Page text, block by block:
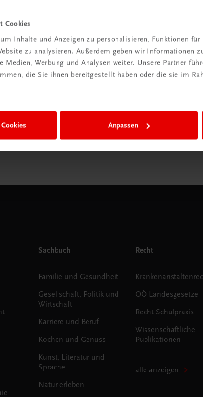
Cookies
Inhalte und Anzeigen zu personalisieren, Funktionen
zu analysieren. Außerdem geben wir Informationen
Medien, Werbung und Analysen weiter. Unsere Partner
die Sie ihnen bereitgestellt haben oder die sie im
Anpassen
TRAUNER Verlag + Buchservice GmbH
Köglstraße 14 | 4020 Linz
Österreich/Austria
Tel.:
+43 732 778241
buchservice@trauner.at
mehr erfahren
Sachbuch
Familie und Gesundheit
Gesellschaft, Politik und
Wirtschaft
Karriere und Beruf
Kochen und Genuss
Kunst, Literatur und
Sprache
Natur erleben
Recht
OÖ Landesgesetze
Recht Schulpraxis
Wissenschaftliche
Publikationen
alle anzeigen